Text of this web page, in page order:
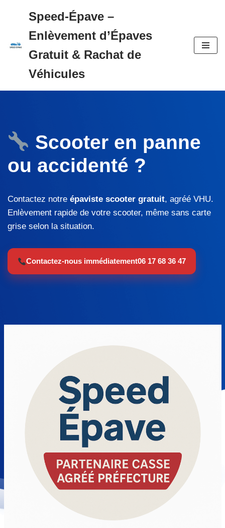
contenu
Speed-Épave –
Enlèvement d’Épaves
Gratuit & Rachat de
Véhicules
Scooter en panne
ou accidenté ?
Contactez notre épaviste scooter gratuit, agréé VHU.
Enlèvement rapide de votre scooter, même sans carte
grise selon la situation.
Contactez-nous immédiatement06 17 68 36 47